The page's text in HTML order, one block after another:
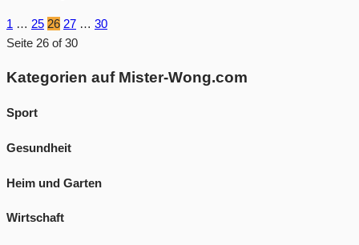
1 … 25 26 27 … 30
Seite 26 of 30
Kategorien auf Mister-Wong.com
Sport
Gesundheit
Heim und Garten
Wirtschaft